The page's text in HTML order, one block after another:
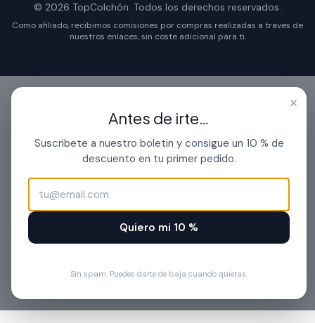
© 2026 TopColchón. Todos los derechos reservados.
Como afiliado, recibimos comisiones por compras realizadas a traves de
nuestros enlaces, sin coste adicional para ti.
×
Antes de irte…
Suscribete a nuestro boletin y consigue un 10 % de
descuento en tu primer pedido.
Quiero mi 10 %
Sin spam. Puedes darte de baja cuando quieras.